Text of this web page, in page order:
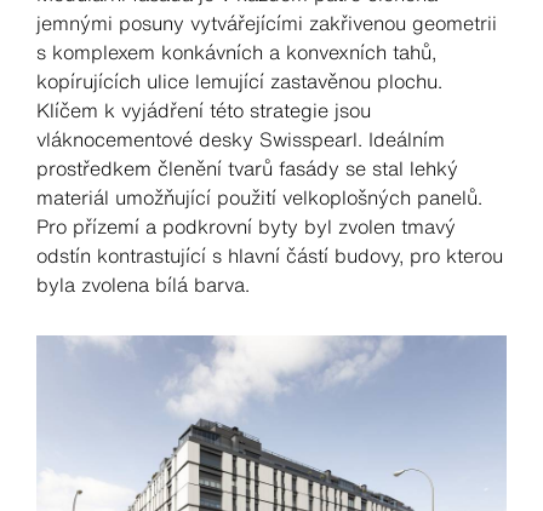
jemnými posuny vytvářejícími zakřivenou geometrii
s komplexem konkávních a konvexních tahů,
kopírujících ulice lemující zastavěnou plochu.
Klíčem k vyjádření této strategie jsou
vláknocementové desky Swisspearl. Ideálním
prostředkem členění tvarů fasády se stal lehký
materiál umožňující použití velkoplošných panelů.
Pro přízemí a podkrovní byty byl zvolen tmavý
odstín kontrastující s hlavní částí budovy, pro kterou
byla zvolena bílá barva.